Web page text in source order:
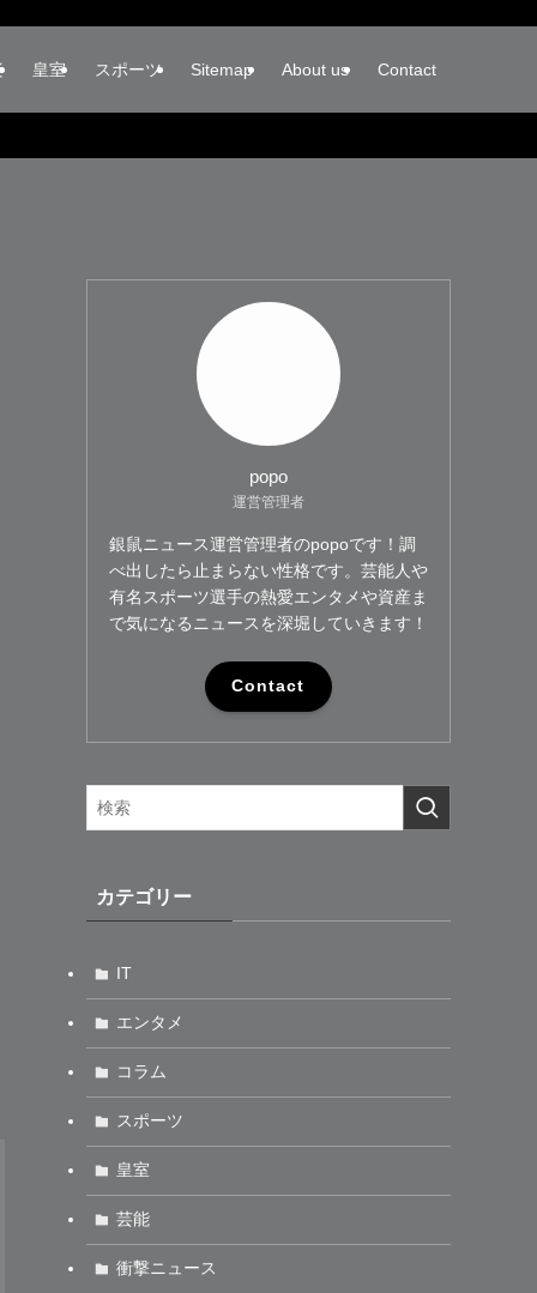
皇室 スポーツ Sitemap About us Contact
popo
運営管理者
銀鼠ニュース運営管理者のpopoです！調
べ出したら止まらない性格です。芸能人や
有名スポーツ選手の熱愛エンタメや資産ま
で気になるニュースを深堀していきます！
Contact
カテゴリー
IT
エンタメ
コラム
スポーツ
皇室
芸能
衝撃ニュース